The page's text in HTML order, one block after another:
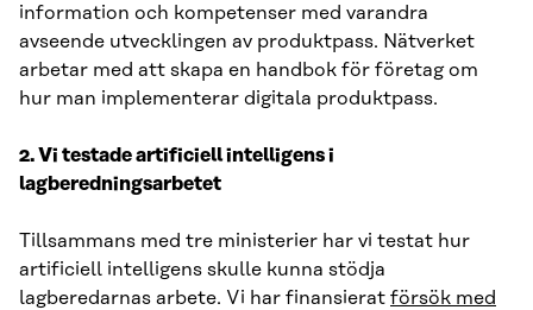
information och kompetenser med varandra
avseende utvecklingen av produktpass. Nätverket
arbetar med att skapa en handbok för företag om
hur man implementerar digitala produktpass.
2. Vi testade artificiell intelligens i
lagberedningsarbetet
Tillsammans med tre ministerier har vi testat hur
artificiell intelligens skulle kunna stödja
lagberedarnas arbete. Vi har finansierat försök med